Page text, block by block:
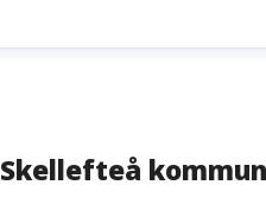
Skellefteå kommun